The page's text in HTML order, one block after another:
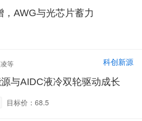
AWG与光芯片蓄力
等 科创新源
与AIDC液冷双轮驱动成长
目标价：68.5